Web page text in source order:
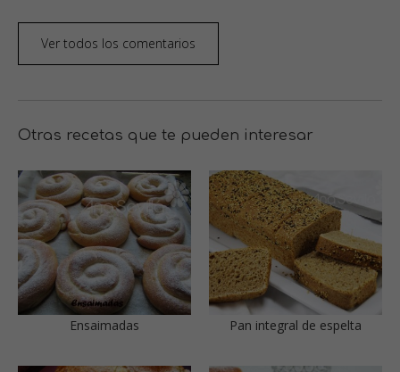
Ver todos los comentarios
Otras recetas que te pueden interesar
Ensaimadas Pan integral de espelta